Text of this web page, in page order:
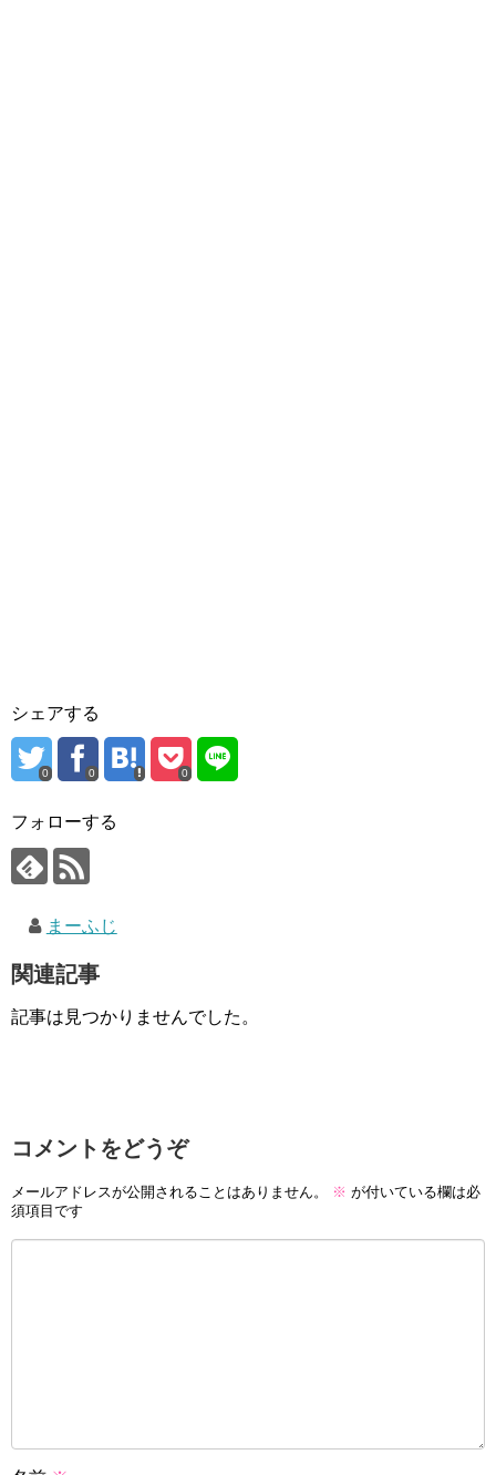
シェアする
0 0 0
フォローする
まーふじ
関連記事
記事は見つかりませんでした。
コメントをどうぞ
メールアドレスが公開されることはありません。 ※ が付いている欄は必
須項目です